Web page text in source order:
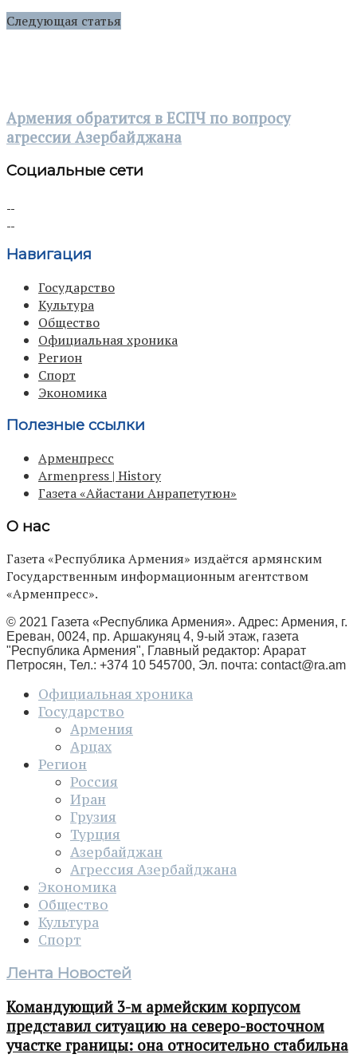
Следующая статья
Армения обратится в ЕСПЧ по вопросу
агрессии Азербайджана
Социальные сети
Навигация
Государство
Культура
Общество
Официальная хроника
Регион
Спорт
Экономика
Полезные ссылки
Арменпресс
Armenpress | History
Газета «Айастани Анрапетутюн»
О нас
Газета «Республика Армения» издаётся армянским
Государственным информационным агентством
«Арменпресс».
© 2021 Газета «Республика Армения». Адрес: Армения, г.
Ереван, 0024, пр. Аршакуняц 4, 9-ый этаж, газета
"Республика Армения", Главный редактор: Арарат
Петросян, Тел.: +374 10 545700, Эл. почта: contact@ra.am
Официальная хроника
Государство
Армения
Арцах
Регион
Россия
Иран
Грузия
Турция
Азербайджан
Агрессия Азербайджана
Экономика
Общество
Культура
Спорт
Лента Новостей
Командующий 3-м армейским корпусом
представил ситуацию на северо-восточном
участке границы: она относительно стабильна